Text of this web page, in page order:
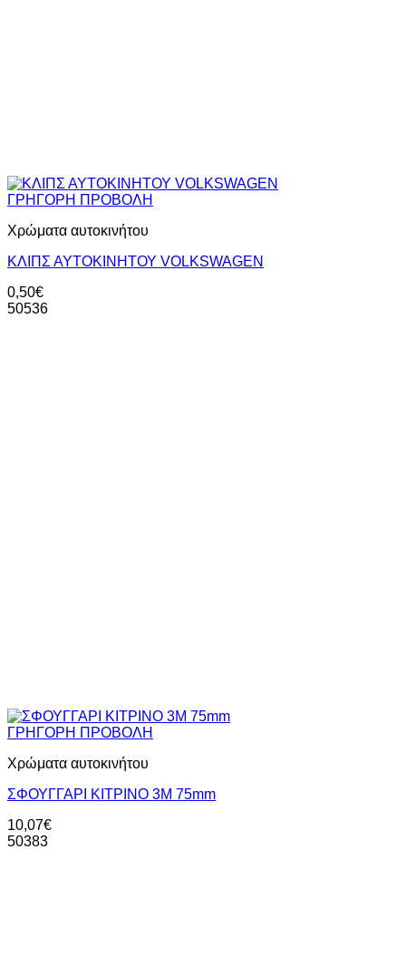
ΓΡΗΓΟΡΗ ΠΡΟΒΟΛΗ
Χρώματα αυτοκινήτου
ΚΛΙΠΣ ΑΥΤΟΚΙΝΗΤΟΥ VOLKSWAGEN
0,50€
50536
ΓΡΗΓΟΡΗ ΠΡΟΒΟΛΗ
Χρώματα αυτοκινήτου
ΣΦΟΥΓΓΑΡΙ ΚΙΤΡΙΝΟ 3Μ 75mm
10,07€
50383